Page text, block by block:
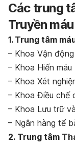
Các trung
Truyền
1. Trung tâm
– Khoa Vận
– Khoa Hiến
– Khoa Xét
– Khoa Điều chế
– Khoa Lưu trữ
– Ngân hàng tế
2. Trung tâm